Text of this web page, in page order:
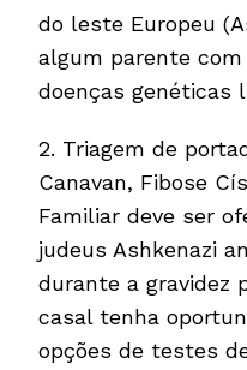
do leste Europeu
algum parente
doenças genéticas
2. Triagem de
Canavan, Fibose
Familiar deve ser
judeus Ashkenazi
durante a gravidez
casal tenha
opções de testes